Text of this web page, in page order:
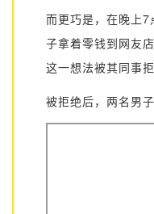
而更巧是，在晚上7
子拿着零钱到网友
这一想法被其同事拒
被拒绝后，两名男